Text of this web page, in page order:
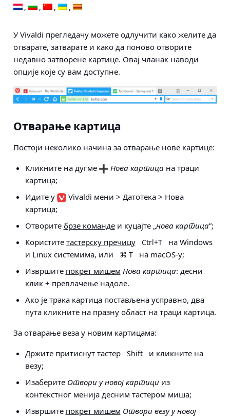
У Vivaldi прегледачу можете одлучити како желите да
отварате, затварате и како да поново отворите
недавно затворене картице. Овај чланак наводи
опције које су вам доступне.
Отварање картица
Постоји неколико начина за отварање нове картице:
Кликните на дугме
Нова картицана траци
картица;
Идите у
Vivaldi мени > Датотека > Нова
картица;
Отворите брзе командеи куцајте „нова картица”;
Користите тастерску пречицу Ctrl+T
на Windows
и Linux системима, или
⌘ T
на macOS-у;
Извршите покрет мишем Нова картица: десни
клик + превлачење надоле.
Ако је трака картица постављена усправно, два
пута кликните на празну област на траци картица.
За отварање веза у новим картицама:
Држите притиснут тастер
Shift
и кликните на
везу;
Изаберите Отвори у новој картицииз
контекстног менија десним тастером миша;
Извршите покрет мишем Отвори везу у новој